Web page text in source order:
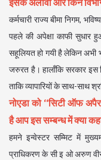
कर्मचारी राज्य बीमा निगम,
पहले की अपेक्षा काफी सुधार
सहूलियत हो गयी है लेकिन
जरुरत है। हालाँकि सरकार इस
ताकि व्यापारियों के साथ-साथ
नोएडा को ‘‘सिटी ऑफ
है आप इस सम्बन्ध में क्या
हमने इन्वेस्टर सम्मिट में
प्राधिकरण के सी इ ओ अरुण